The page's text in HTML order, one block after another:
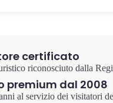
certificato
riconosciuto dalla
premium dal 2008
al servizio dei visitatori